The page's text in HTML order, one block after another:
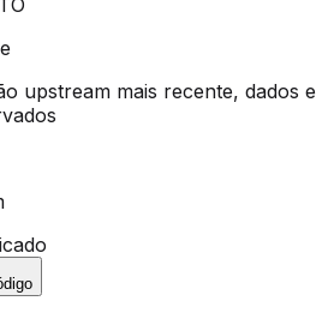
upstream mais recente, dados e